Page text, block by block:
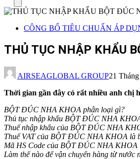
CÔNG BỐ TIÊU CHUẨN ÁP
THỦ TỤC NHẬP KHẨU
AIRSEAGLOBAL GROUP21
Thời gian gần đây có rất nhiều anh chị
BỘT ĐÚC NHA KHOA phân loại gì?
Thủ tục nhập khẩu BỘT ĐÚC NHA
Thuế nhập khẩu của BỘT ĐÚC NHA
Thuế VAT của BỘT ĐÚC NHA KHOA là
Mã HS Code của BỘT ĐÚC NHA KHOA
Làm thế nào để vận chuyển hàng từ nước